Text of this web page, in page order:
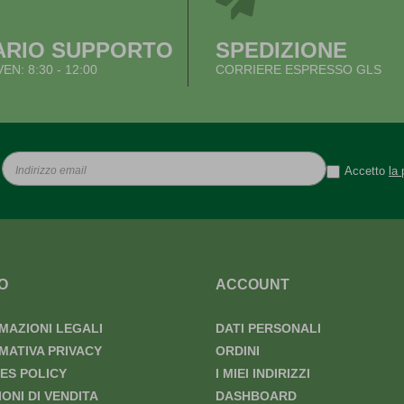
SUPPORTO
8:30 - 12:00
SPEDIZIONE
CORRIERE ESPRESSO GLS
Accetto la
LEGALI
PRIVACY
POLICY
DI VENDITA
ACCOUNT
DATI PERSONALI
ORDINI
I MIEI INDIRIZZI
DASHBOARD